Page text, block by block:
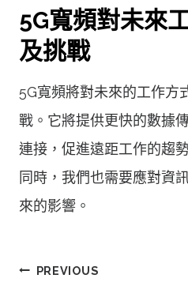
5G寬頻對未來
及挑戰
5G寬頻將對未來的工作方
戰。它將提供更快的數據
連接，促進遠距工作的趨
同時，我們也需要應對資
來的影響。
文 PREVIOUS